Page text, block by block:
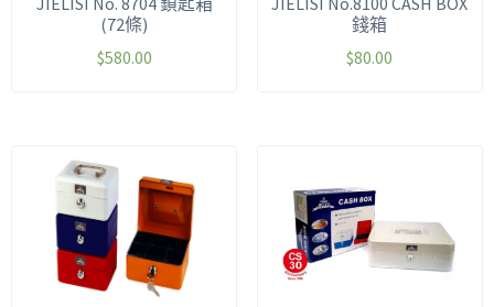
(72條)
$580.00
錢箱
$80.00